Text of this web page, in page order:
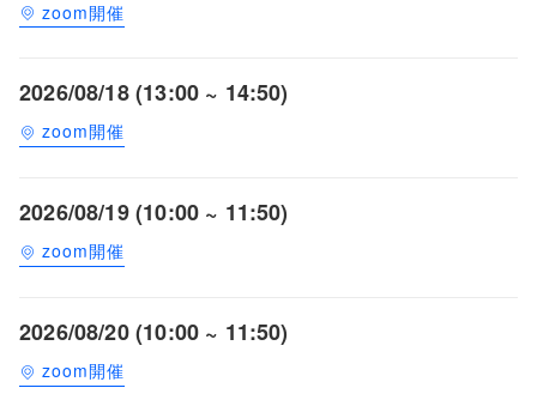
zoom開催
2026/08/18 (13:00 ~ 14:50)
zoom開催
2026/08/19 (10:00 ~ 11:50)
zoom開催
2026/08/20 (10:00 ~ 11:50)
zoom開催